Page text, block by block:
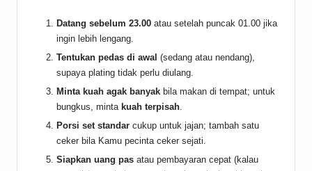
Datang sebelum 23.00 atau setelah puncak 01.00 jika
ingin lebih lengang.
Tentukan pedas di awal (sedang atau nendang),
supaya plating tidak perlu diulang.
Minta kuah agak banyak bila makan di tempat; untuk
bungkus, minta kuah terpisah
Porsi set standar cukup untuk jajan; tambah satu
ceker bila Kamu pecinta ceker sejati.
Siapkan uang pas atau pembayaran cepat (kalau